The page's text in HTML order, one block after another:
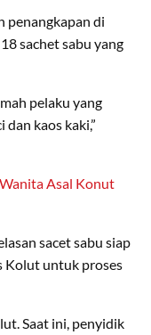
penangkapan di
sachet sabu yang
pelaku yang
kaos kaki,”
Asal Konut
sacet sabu siap
Kolut untuk proses
Saat ini, penyidik